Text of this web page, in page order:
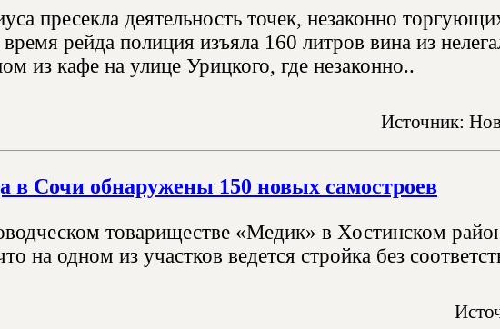
пресекла деятельность точек, незаконно
время рейда полиция изъяла 160 литров вина из
из кафе на улице Урицкого, где незаконно..
Источник:
в Сочи обнаружены 150 новых самостроев
товариществе «Медик» в Хостинском
на одном из участков ведется стройка без